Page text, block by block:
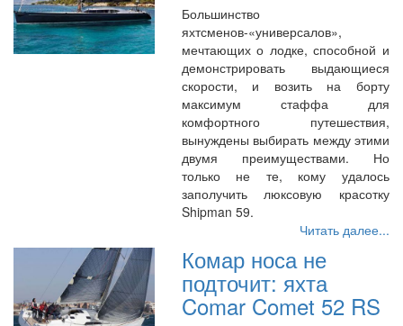
Большинство
яхтсменов-«универсалов»,
мечтающих о лодке, способной и
демонстрировать выдающиеся
скорости, и возить на борту
максимум стаффа для
комфортного путешествия,
вынуждены выбирать между этими
двумя преимуществами. Но
только не те, кому удалось
заполучить люксовую красотку
Shipman 59.
Читать далее...
Комар носа не
подточит: яхта
Comar Comet 52 RS